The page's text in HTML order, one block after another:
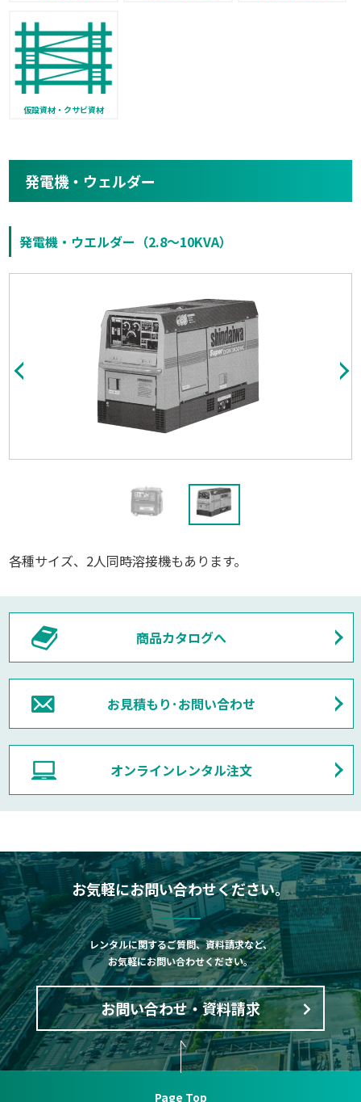
仮設資材・クサビ資材
発電機・ウェルダー
発電機・ウエルダー（2.8〜10KVA）
各種サイズ、2人同時溶接機もあります。
商品カタログへ
お見積もり･お問い合わせ
オンラインレンタル注文
お気軽にお問い合わせください。
レンタルに関するご質問、資料請求など、
お気軽にお問い合わせください。
お問い合わせ・資料請求
Page Top